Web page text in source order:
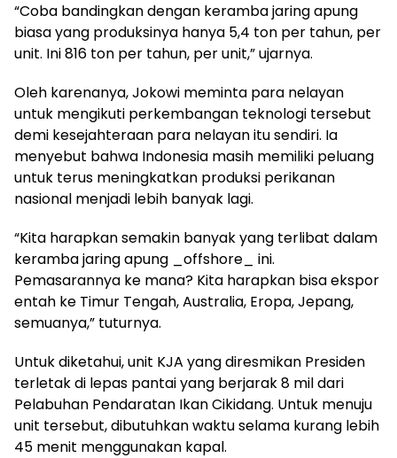
“Coba bandingkan dengan keramba jaring apung
biasa yang produksinya hanya 5,4 ton per tahun, per
unit. Ini 816 ton per tahun, per unit,” ujarnya.
Oleh karenanya, Jokowi meminta para nelayan
untuk mengikuti perkembangan teknologi tersebut
demi kesejahteraan para nelayan itu sendiri. Ia
menyebut bahwa Indonesia masih memiliki peluang
untuk terus meningkatkan produksi perikanan
nasional menjadi lebih banyak lagi.
“Kita harapkan semakin banyak yang terlibat dalam
keramba jaring apung _offshore_ ini.
Pemasarannya ke mana? Kita harapkan bisa ekspor
entah ke Timur Tengah, Australia, Eropa, Jepang,
semuanya,” tuturnya.
Untuk diketahui, unit KJA yang diresmikan Presiden
terletak di lepas pantai yang berjarak 8 mil dari
Pelabuhan Pendaratan Ikan Cikidang. Untuk menuju
unit tersebut, dibutuhkan waktu selama kurang lebih
45 menit menggunakan kapal.